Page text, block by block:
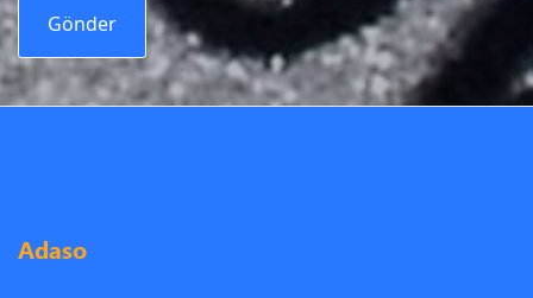
Adaso